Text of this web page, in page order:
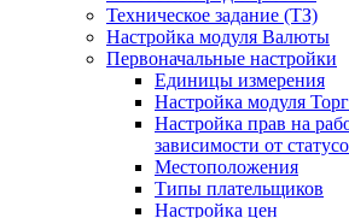
Техническое задание (ТЗ)
Настройка модуля Валюты
Первоначальные настройки
Единицы измерения
Настройка модуля
Настройка прав на
зависимости от
Местоположения
Типы плательщиков
Настройка цен